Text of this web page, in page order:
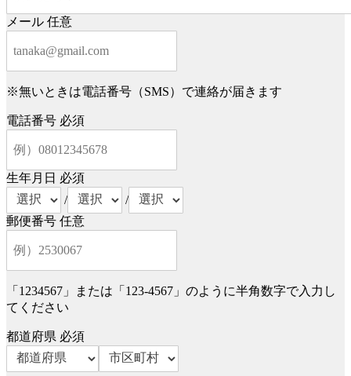
メール 任意
※無いときは電話番号（SMS）で連絡が届きます
電話番号 必須
生年月日 必須
/
/
郵便番号 任意
「1234567」または「123-4567」のように半角数字で入力し
てください
都道府県 必須